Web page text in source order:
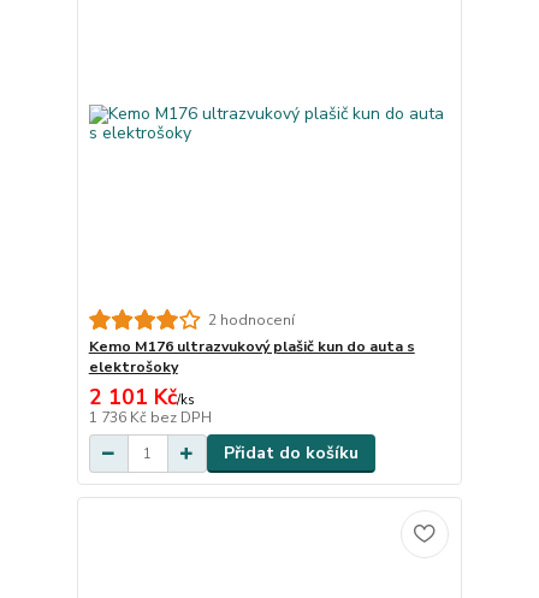
2 hodnocení
Kemo M176 ultrazvukový plašič kun do auta s
elektrošoky
2 101 Kč/ks
1 736 Kč bez DPH
Přidat do košíku